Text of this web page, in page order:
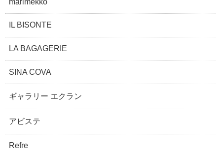
IL BISONTE
LA BAGAGERIE
SINA COVA
ギャラリー エクラン
アビステ
Refre